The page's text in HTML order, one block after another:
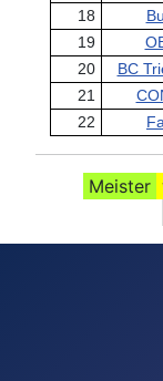
18
19
20
BC
21
22
Meister